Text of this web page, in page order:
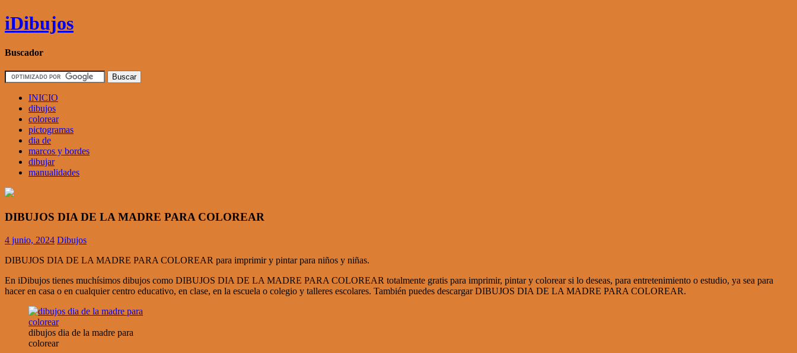
Skip
to
iDibujos
Buscador
INICIO
dibujos
colorear
pictogramas
dia de
marcos y bordes
dibujar
manualidades
DIBUJOS DIA DE LA MADRE PARA COLOREAR
4 junio, 2024 Dibujos
DIBUJOS DIA DE LA MADRE PARA COLOREAR para imprimir y pintar para niños y niñas.
En iDibujos tienes muchísimos dibujos como DIBUJOS DIA DE LA MADRE PARA COLOREAR totalmente gratis para imprimir, pintar y colorear si lo deseas, para entretenimiento o estudio, ya sea para
hacer en casa o en cualquier centro educativo, en clase, en la escuela o colegio y talleres escolares. También puedes descargar DIBUJOS DIA DE LA MADRE PARA COLOREAR.
dibujos dia de la madre para
colorear